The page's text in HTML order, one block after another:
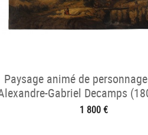
Paysage animé de
Gabriel Decamps
1 800 €